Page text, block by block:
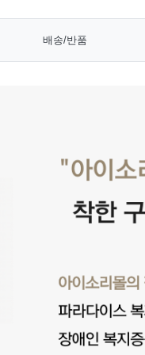
배송/반품